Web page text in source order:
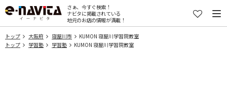
さぁ、今すぐ検索！
ナビタに掲載されている
地元のお店の情報が満載！
トップ 大阪府 寝屋川市
KUMON 寝屋川学習院教室
トップ
学習塾 学習塾 KUMON 寝屋川学習院教室